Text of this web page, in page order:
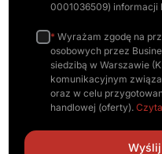
0001036509) informacji
* Wyrażam zgodę na
osobowych przez
siedzibą w Warszawie
komunikacyjnym
oraz w celu
handlowej (oferty).